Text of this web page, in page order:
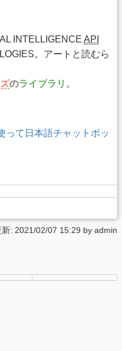
INTELLIGENCE API
。アートと読むら
のライブラリ 。
って日本語チャットボッ
新: 2021/02/07 15:29 by admin